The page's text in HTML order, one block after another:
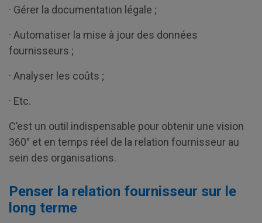
· Gérer la documentation légale ;
· Automatiser la mise à jour des données
fournisseurs ;
· Analyser les coûts ;
· Etc.
C’est un outil indispensable pour obtenir une vision
360° et en temps réel de la relation fournisseur au
sein des organisations.
Penser la relation fournisseur sur le
long terme